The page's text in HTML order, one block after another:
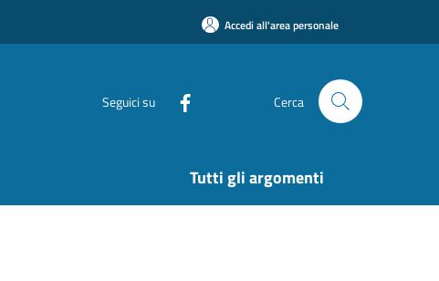
Accedi all'area personale
Seguici su Cerca
Tutti gli argomenti